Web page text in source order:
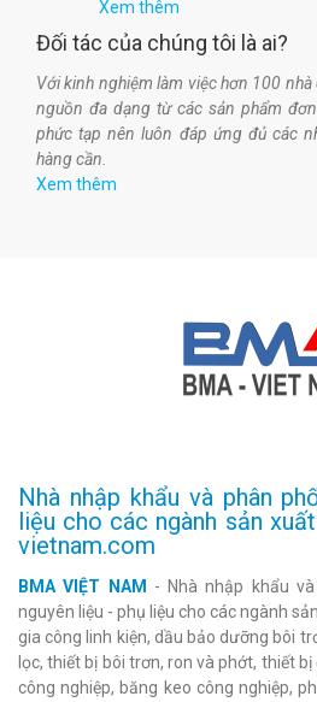
Xem thêm
Đối tác của chúng tôi là ai?
Với kinh nghiệm làm việc hơn 100
nguồn đa dạng từ các sản phẩm
phức tạp nên luôn đáp ứng đủ các
hàng cần.
Xem thêm
Nhà nhập khẩu và phân
liệu cho các ngành sản
vietnam.com
BMA VIỆT NAM
- Nhà nhập khẩu
nguyên liệu - phụ liệu cho các ngành
gia công linh kiện, dầu bảo dưỡng bôi
lọc, thiết bị bôi trơn, ron và phớt, thiết
công nghiệp, băng keo công nghiệp,